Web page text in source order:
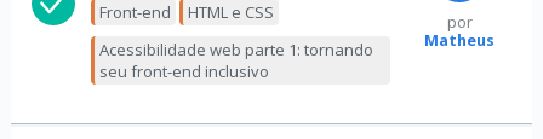
Front-end
HTML e CSS
Acessibilidade web parte 1: tornando
seu front-end inclusivo
por
Matheus